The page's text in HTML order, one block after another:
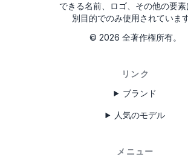
できる名前、ロゴ、その他の要
別目的でのみ使用されています
© 2026 全著作権所有。
リンク
ブランド
人気のモデル
メニュー